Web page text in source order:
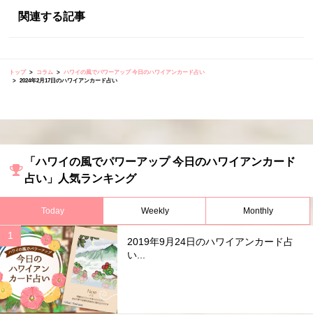
関連する記事
トップ コラム
ハワイの風でパワーアップ 今日のハワイアンカード占い
2024年2月17日のハワイアンカード占い
「ハワイの風でパワーアップ 今日のハワイアンカード
占い」人気ランキング
Today Weekly Monthly
2019年9月24日のハワイアンカード占
い...